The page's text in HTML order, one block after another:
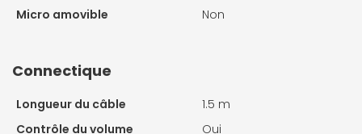
Micro amovible Non
Connectique
Longueur du câble
1.5 m
Contrôle du volume
Oui